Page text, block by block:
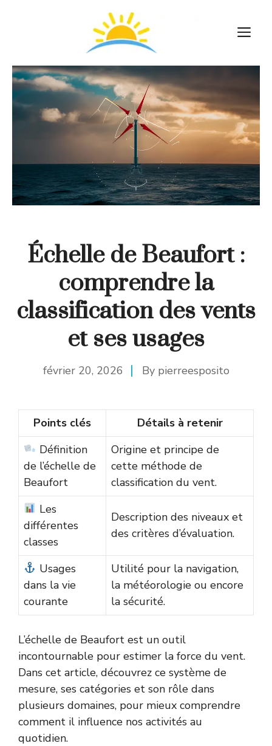
Échelle de Beaufort :
comprendre la
classification des vents
et ses usages
février 20, 2026 By pierreesposito
Points clés
Détails à retenir
Définition
de l’échelle de
Beaufort
Origine et principe de
cette méthode de
classification du vent.
Les
différentes
classes
Description des niveaux et
des critères d’évaluation.
Usages
dans la vie
courante
Utilité pour la navigation,
la météorologie ou encore
la sécurité.
L’échelle de Beaufort est un outil
incontournable pour estimer la force du vent.
Dans cet article, découvrez ce système de
mesure, ses catégories et son rôle dans
plusieurs domaines, pour mieux comprendre
comment il influence nos activités au
quotidien.